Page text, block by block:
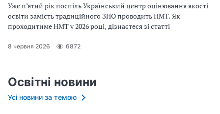
Уже п’ятий рік поспіль Український центр оцінювання якості
освіти замість традиційного ЗНО проводить НМТ. Як
проходитиме НМТ у 2026 році, дізнаєтеся зі статті
8 червня 2026 6872
Освітні новини
Усі новини за темою